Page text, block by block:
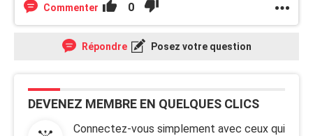
Commenter 0
Répondre Posez votre question
DEVENEZ MEMBRE EN QUELQUES CLICS
Connectez-vous simplement avec ceux qui